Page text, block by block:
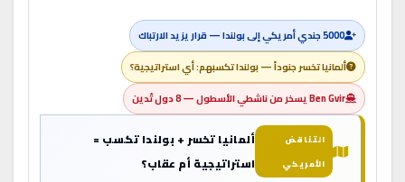
5000 جندي أمريكي إلى بولندا — قرار يزيد الارتباك
ألمانيا تخسر جنوداً — بولندا تكسبهم: أي استراتيجية؟
Ben Gvir يسخر من ناشطي الأسطول — 8 دول تُدين
التناقض
الأمريكي
ألمانيا تخسر + بولندا تكسب =
استراتيجية أم عقاب؟